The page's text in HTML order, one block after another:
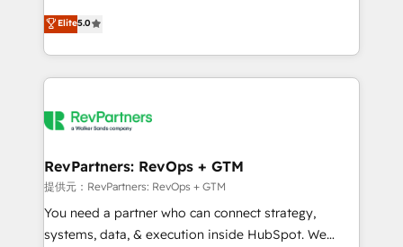
partnerships, we guide organizations through the
revenue maturity model - delivering the right
grows.
experienced and fully accredited HubSpot Solutions
Partner. 🚀 With 2,750+ HubSpot projects delivered
and 370+ specialists across EMEA, APAC and NAM,
we de-risk complex CRM programmes and
multi-region migrations to AI-powered automation,
scale. 🏆 HubSpot’s CEO called us “the partner of the
future.” Others agree it is proof of trust built through
measurable impact.
Elite5.0
RevPartners: RevOps + GTM
提供元：RevPartners: RevOps + GTM
You need a partner who can connect strategy,
systems, data, & execution inside HubSpot. We